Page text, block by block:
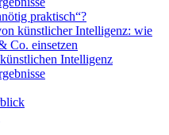
praktisch“?
künstlicher Intelligenz: wie
Co. einsetzen
Intelligenz